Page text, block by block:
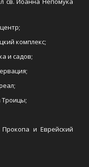
комплекс;
и садов;
Троицы;
и Еврейский